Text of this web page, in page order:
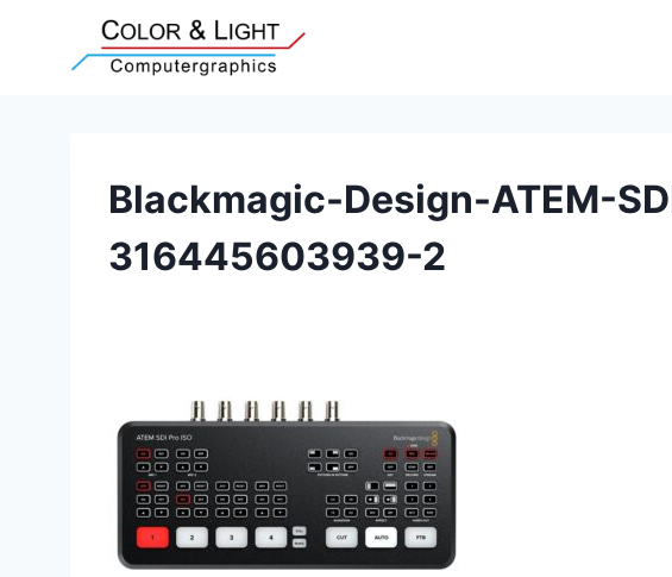
springen
Blackmagic-Design-ATEM-
316445603939-2